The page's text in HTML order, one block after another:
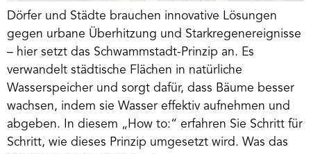
Dörfer und Städte brauchen innovative Lösungen
gegen urbane Überhitzung und Starkregenereignisse
– hier setzt das Schwammstadt-Prinzip an. Es
verwandelt städtische Flächen in natürliche
Wasserspeicher und sorgt dafür, dass Bäume besser
wachsen, indem sie Wasser effektiv aufnehmen und
abgeben. In diesem „How to:“ erfahren Sie Schritt für
Schritt, wie dieses Prinzip umgesetzt wird. Was das